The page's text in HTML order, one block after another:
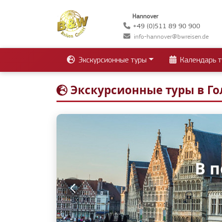
Hannover
+49 (0)511 89 90 900
info-hannover@bwreisen.de
Экскурсионные туры Календарь
Экскурсионные туры в
В